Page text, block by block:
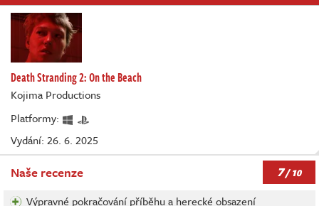
Death Stranding 2: On the Beach
Kojima Productions
Platformy:
Vydání: 26. 6. 2025
Naše recenze 7/ 10
Výpravné pokračování příběhu a herecké obsazení